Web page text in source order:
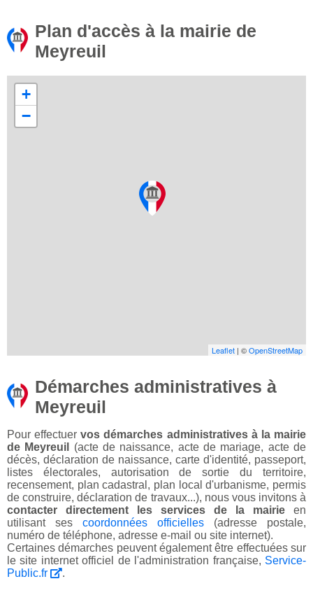
Plan d'accès à la mairie de
Meyreuil
+
−
Leaflet | ©OpenStreetMap
Démarches administratives à
Meyreuil
Pour effectuervos démarches administratives à la mairie
de Meyreuil
(acte de naissance, acte de mariage, acte de
décès, déclaration de naissance, carte d'identité, passeport,
listes électorales, autorisation de sortie du territoire,
recensement, plan cadastral, plan local d'urbanisme, permis
de construire, déclaration de travaux...), nous vous invitons à
contacter directement les services de la mairie en
utilisant ses coordonnées officielles (adresse postale,
numéro de téléphone, adresse e-mail ou site internet).
Certaines démarches peuvent également être effectuées sur
le site internet officiel de l'administration française, Service-
Public.fr
.